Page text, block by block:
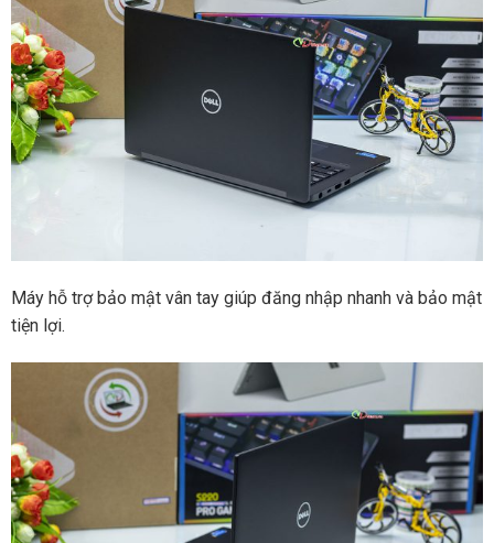
Máy hỗ trợ bảo mật vân tay giúp đăng nhập nhanh và bảo mật
tiện lợi.